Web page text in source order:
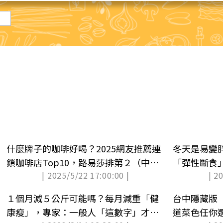
什麼牌子的咖啡好喝？2025網友推薦連
鎖咖啡店Top10，路易莎排第２（中獎
| 2025/5/22 17:00:00 |
冬天是易變
「彈性斷
|
１個月減５公斤可能嗎？每月減重「健
康瘦」，專家：一般人「這數字」才合
台中隱藏版
道菜色任你